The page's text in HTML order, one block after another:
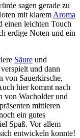
sagen gerade zu
mit klarem Aroma
einen leichten Touch
erdige Noten und ein
Säure und
und dann
von Sauerkirsche,
hier kommt nach
von Wacholder und
mittleren
ein gutes
Spaß. Vor allem
entwickeln konnte!